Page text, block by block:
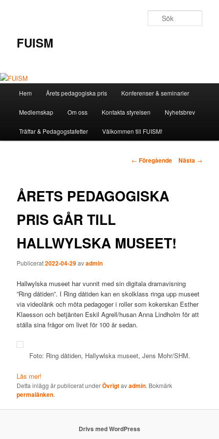
FUISM
Hem Årets pedagogiska pris Konferenser & seminarier
Medlemskap Om oss Kontakta styrelsen Nyhetsbrev
Träffar & Pedagogstafetter Välkommen till FUISM!
Inläggsnavigering
← Föregående Nästa →
ÅRETS PEDAGOGISKA
PRIS GÅR TILL
HALLWYLSKA MUSEET!
Publicerat2022-04-29avadmin
Hallwylska museet har vunnit med sin digitala dramavisning
”Ring dåtiden”. I Ring dåtiden kan en skolklass ringa upp museet
via videolänk och möta pedagoger i roller som kokerskan Esther
Klaesson och betjänten Eskil Agrell/husan Anna Lindholm för att
ställa sina frågor om livet för 100 år sedan.
Foto: Ring dåtiden, Hallywlska museet, Jens Mohr/SHM.
Läs mer!
Detta inlägg är publicerat underÖvrigtavadmin. Bokmärk
permalänken.
Drivs med WordPress